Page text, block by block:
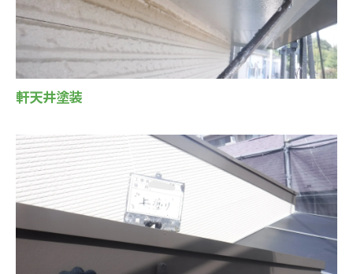
軒天井塗装